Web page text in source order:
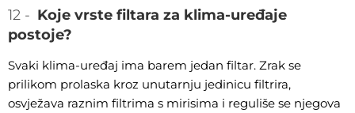
12 - Koje vrste filtara za klima-uređaje
postoje?
Svaki klima-uređaj ima barem jedan filtar. Zrak se
prilikom prolaska kroz unutarnju jedinicu filtrira,
osvježava raznim filtrima s mirisima i reguliše se njegova